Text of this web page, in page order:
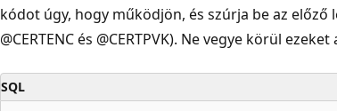
kódot úgy, hogy működjön, és szúrja be az
@CERTENC és @CERTPVK). Ne vegye körül
SQL